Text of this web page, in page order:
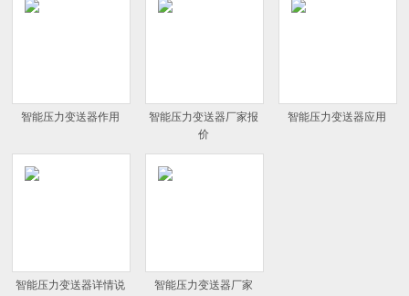
智能压力变送器作用
智能压力变送器厂家报
价
智能压力变送器应用
智能压力变送器详情说
智能压力变送器厂家